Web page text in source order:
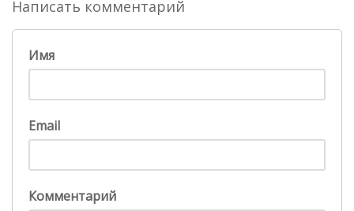
Написать комментарий
Имя
Email
Комментарий